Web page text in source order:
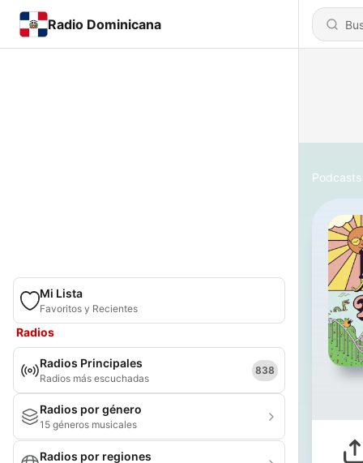
Radio Dominicana
Mi Lista
Favoritos y Recientes
Radios
Radios Principales
Radios más escuchadas
838
Radios por género
15 géneros musicales
Radios por regiones
Podcasts